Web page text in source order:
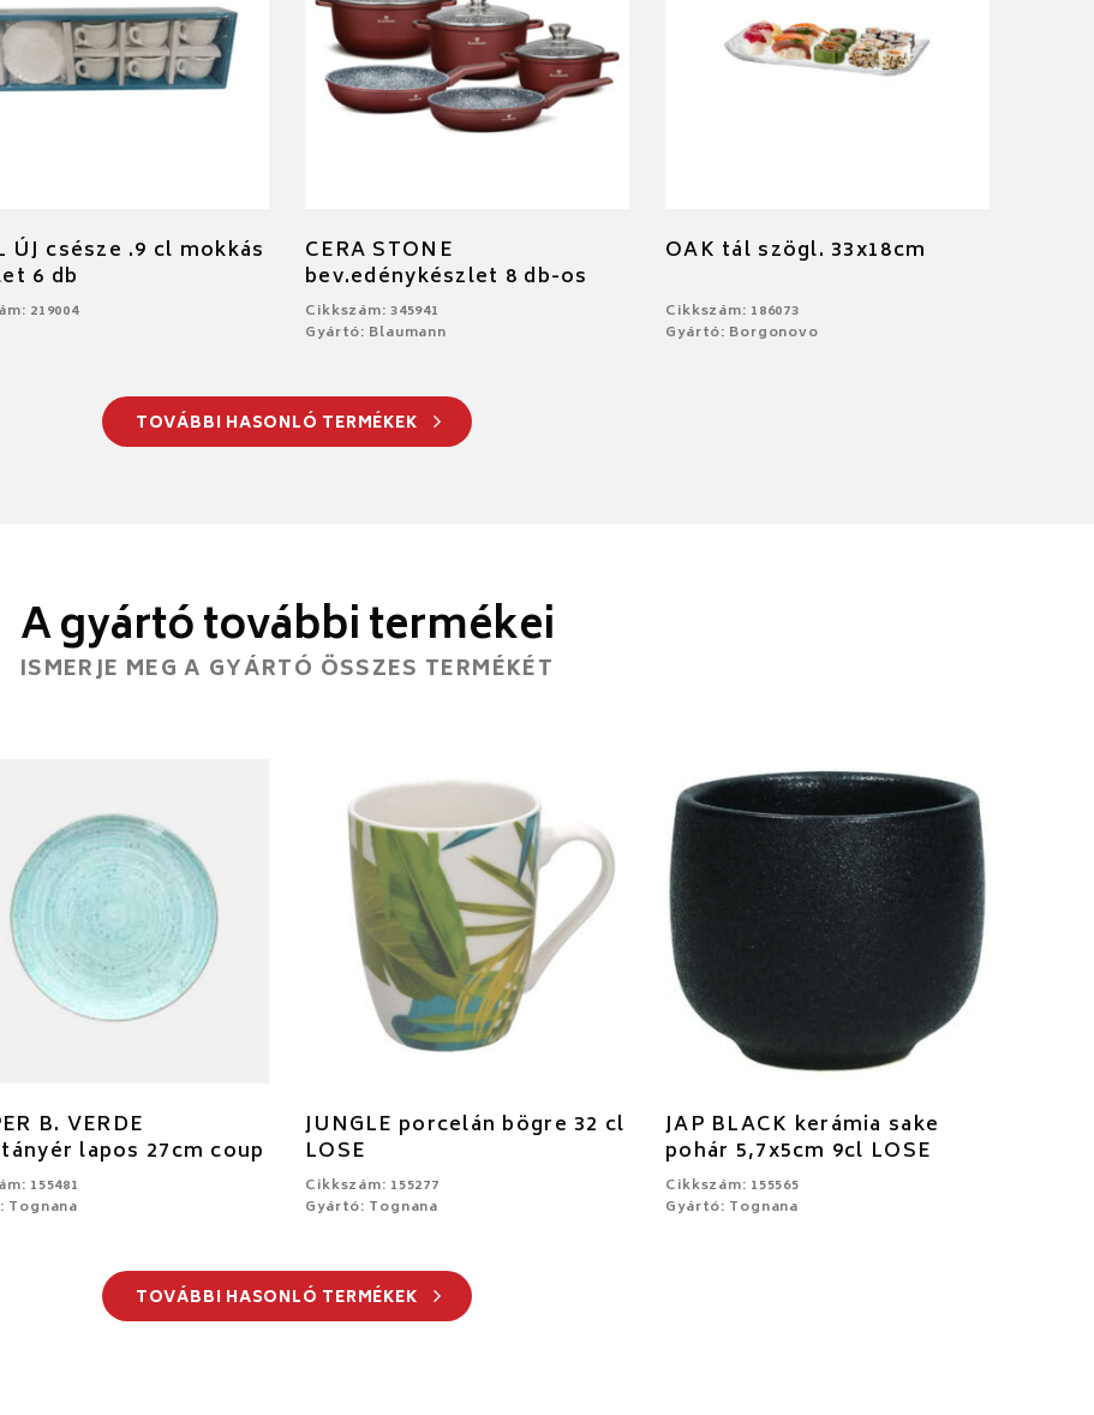
ÚJ csésze .9 cl mokkás
6 db
219004
CERA STONE
bev.edénykészlet 8 db-os
Cikkszám: 345941
Gyártó: Blaumann
OAK tál szögl. 33x18cm
Cikkszám: 186073
Gyártó: Borgonovo
TOVÁBBI HASONLÓ TERMÉKEK
A gyártó további termékei
ISMERJE MEG A GYÁRTÓ ÖSSZES TERMÉKÉT
B. VERDE
lapos 27cm coup
155481
Tognana
JUNGLE porcelán bögre 32 cl
LOSE
Cikkszám: 155277
Gyártó: Tognana
JAP BLACK kerámia sake
pohár 5,7x5cm 9cl LOSE
Cikkszám: 155565
Gyártó: Tognana
TOVÁBBI HASONLÓ TERMÉKEK